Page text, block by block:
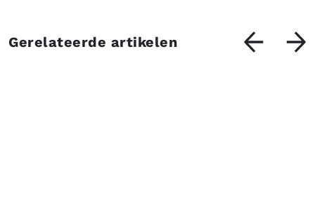
Gerelateerde artikelen